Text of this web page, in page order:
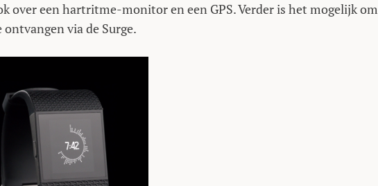
over een hartritme-monitor en een GPS. Verder is het mogelijk om
via de Surge.